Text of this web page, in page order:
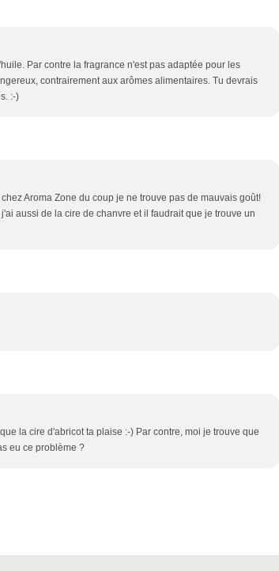
Par contre la fragrance n'est pas adaptée pour les
contrairement aux arômes alimentaires. Tu devrais
:-)
Aroma Zone du coup je ne trouve pas de mauvais goût!
aussi de la cire de chanvre et il faudrait que je trouve un
la cire d'abricot ta plaise :-) Par contre, moi je trouve que
eu ce problème ?